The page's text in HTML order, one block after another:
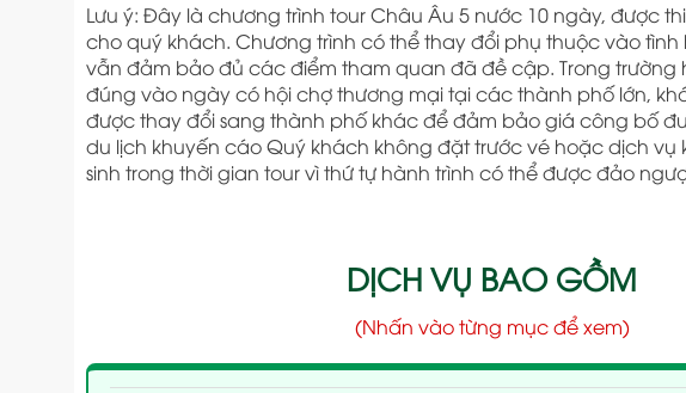
Lưu ý: Đây là chương trình tour Châu Âu 5 nước 10 ngày, được
cho quý khách. Chương trình có thể thay đổi phụ thuộc vào tình
vẫn đảm bảo đủ các điểm tham quan đã đề cập. Trong trường
đúng vào ngày có hội chợ thương mại tại các thành phố lớn,
được thay đổi sang thành phố khác để đảm bảo giá công bố
du lịch khuyến cáo Quý khách không đặt trước vé hoặc dịch vụ
sinh trong thời gian tour vì thứ tự hành trình có thể được đảo
DỊCH VỤ BAO GỒM
(Nhấn vào từng mục để xem)